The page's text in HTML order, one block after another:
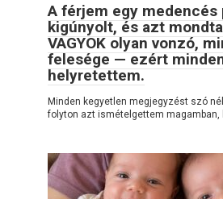
A férjem egy medencés
kigúnyolt, és azt
VAGYOK olyan vonzó,
felesége — ezért
helyretettem.
Minden kegyetlen megjegyzést szó
folyton azt ismételgettem magamban,